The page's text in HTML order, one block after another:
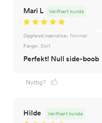
Mari L Verifisert kunde
Opplevd størrelse: Normal
Farge: Sort
Perfekt! Null side-boob
Nyttig?
Hilde Verifisert kunde